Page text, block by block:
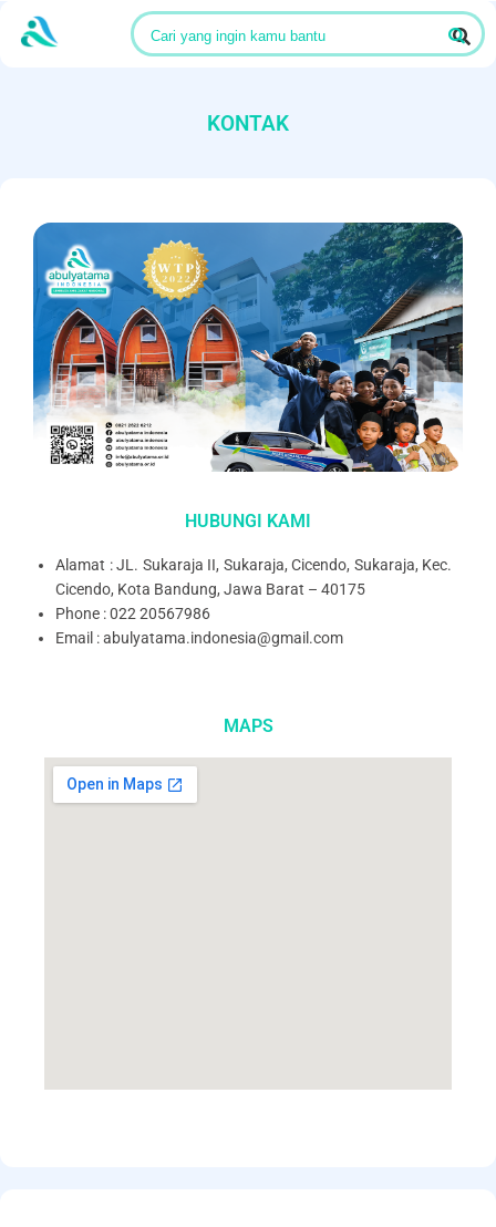
Cari yang ingin kamu bantu
KONTAK
HUBUNGI KAMI
Alamat : JL. Sukaraja II, Sukaraja, Cicendo, Sukaraja, Kec.
Cicendo, Kota Bandung, Jawa Barat – 40175
Phone : 022 20567986
Email : abulyatama.indonesia@gmail.com
MAPS